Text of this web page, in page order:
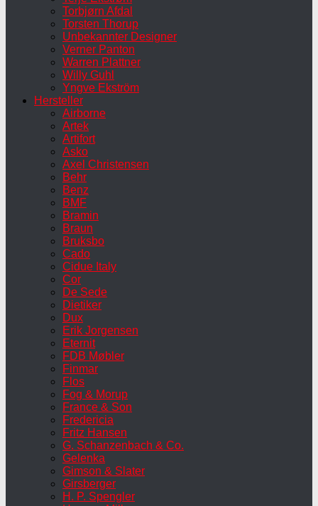
Torbjørn Afdal
Torsten Thorup
Unbekannter Designer
Verner Panton
Warren Plattner
Willy Guhl
Yngve Ekström
Hersteller
Airborne
Artek
Artifort
Asko
Axel Christensen
Behr
Benz
BMF
Bramin
Braun
Bruksbo
Cado
Cidue Italy
Cor
De Sede
Dietiker
Dux
Erik Jorgensen
Eternit
FDB Møbler
Finmar
Flos
Fog & Morup
France & Son
Fredericia
Fritz Hansen
G. Schanzenbach & Co.
Gelenka
Gimson & Slater
Girsberger
H. P. Spengler